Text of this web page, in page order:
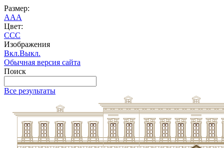
Размер:
AAA
Цвет:
CCC
Изображения
Вкл.Выкл.
Обычная версия сайта
Поиск
Все результаты